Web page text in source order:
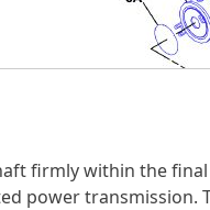
firmly within the
power transmission.